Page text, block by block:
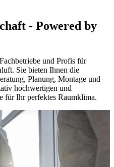
- Powered by
und Profis für
Sie bieten Ihnen die
Planung, Montage und
hochwertigen und
für Ihr perfektes Raumklima.